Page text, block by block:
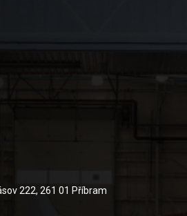
222, 261 01 Příbram